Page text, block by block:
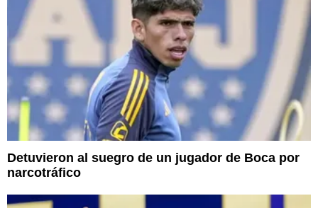
Detuvieron al suegro de un jugador de Boca por
narcotráfico